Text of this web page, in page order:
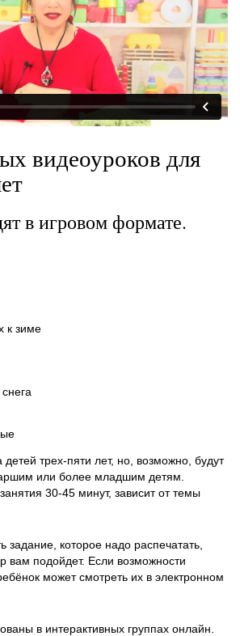
видеоуроков для
в игровом формате.
к зиме
трех-пяти лет, но, возможно, будут
или более младшим детям.
30-45 минут, зависит от темы
задание, которое надо распечатать,
вам подойдет. Если возможности
может смотреть их в электронном
в интерактивных группах онлайн.